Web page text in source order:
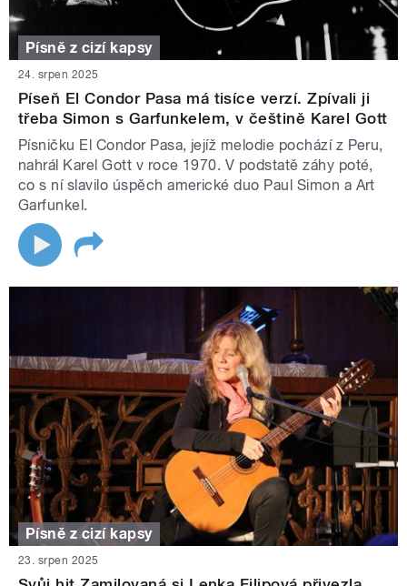
Písně z cizí kapsy
24. srpen 2025
Píseň El Condor Pasa má tisíce verzí. Zpívali ji
třeba Simon s Garfunkelem, v češtině Karel Gott
Písničku El Condor Pasa, jejíž melodie pochází z Peru,
nahrál Karel Gott v roce 1970. V podstatě záhy poté,
co s ní slavilo úspěch americké duo Paul Simon a Art
Garfunkel.
Písně z cizí kapsy
23. srpen 2025